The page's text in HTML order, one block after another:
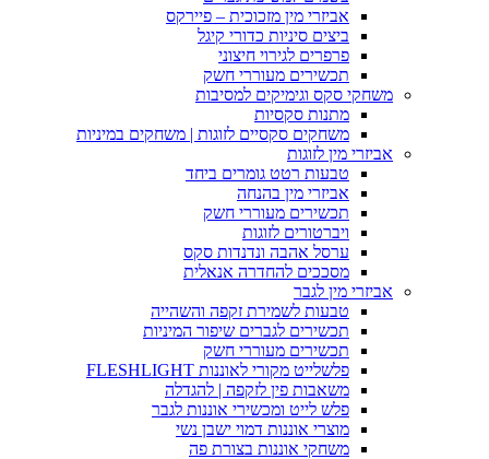
אביזרי מין מזכוכית – פיירקס
ביצים סיניות כדורי קיגל
פרפרים לגירוי חיצוני
תכשירים מעוררי חשק
משחקי סקס וגימיקים למסיבות
מתנות סקסיות
משחקים סקסיים לזוגות | משחקים במיניות
אביזרי מין לזוגות
טבעות רטט גומרים ביחד
אביזרי מין בהנחה
תכשירים מעוררי חשק
ויברטורים לזוגות
ערסל אהבה ונדנדות סקס
מסככים להחדרה אנאלית
אביזרי מין לגבר
טבעות לשמירת זקפה והשהייה
תכשירים לגברים שיפור המיניות
תכשירים מעוררי חשק
פלשלייט מקורי לאוננות FLESHLIGHT
משאבות פין לזקפה | להגדלה
פלש לייט ומכשירי אוננות לגבר
מוצרי אוננות דמוי ישבן נשי
משחקי אוננות בצורת פה